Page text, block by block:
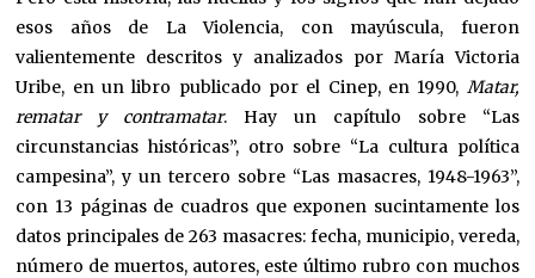
esos años de La Violencia, con mayúscula, fueron
valientemente descritos y analizados por María Victoria
Uribe, en un libro publicado por el Cinep, en 1990, Matar,
rematar y contramatar. Hay un capítulo sobre “Las
circunstancias históricas”, otro sobre “La cultura política
campesina”, y un tercero sobre “Las masacres, 1948-1963”,
con 13 páginas de cuadros que exponen sucintamente los
datos principales de 263 masacres: fecha, municipio, vereda,
número de muertos, autores, este último rubro con muchos